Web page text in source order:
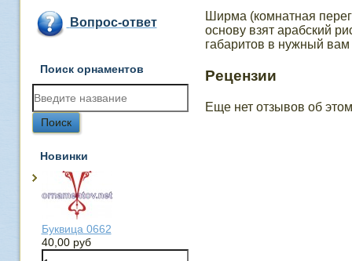
Вопрос-ответ
Поиск орнаментов
Новинки
Буквица 0662
40,00 руб
Ширма (комнатная
основу взят арабский
габаритов в нужный
Рецензии
Еще нет отзывов об